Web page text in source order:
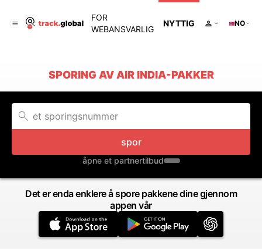
FOR
WEBANSVARLIG
NYTTIG NO
SPORING AV AIR INDIA-PAKKER
spor
åpne et partnertilbud
Det er enda enklere å spore pakkene dine gjennom
appen vår